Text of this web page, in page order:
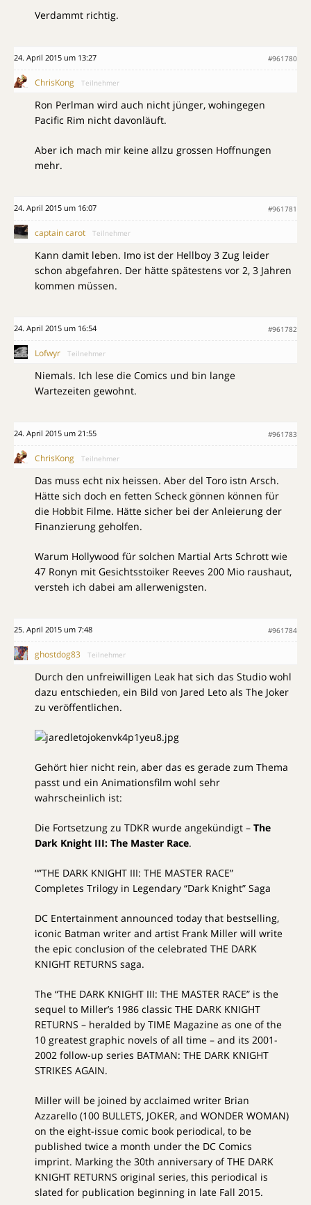
Verdammt richtig.
24. April 2015 um 13:27 #961780
ChrisKong Teilnehmer
Ron Perlman wird auch nicht jünger, wohingegen
Pacific Rim nicht davonläuft.
Aber ich mach mir keine allzu grossen Hoffnungen
mehr.
24. April 2015 um 16:07 #961781
captain carot Teilnehmer
Kann damit leben. Imo ist der Hellboy 3 Zug leider
schon abgefahren. Der hätte spätestens vor 2, 3 Jahren
kommen müssen.
24. April 2015 um 16:54 #961782
Lofwyr Teilnehmer
Niemals. Ich lese die Comics und bin lange
Wartezeiten gewohnt.
24. April 2015 um 21:55 #961783
ChrisKong Teilnehmer
Das muss echt nix heissen. Aber del Toro istn Arsch.
Hätte sich doch en fetten Scheck gönnen können für
die Hobbit Filme. Hätte sicher bei der Anleierung der
Finanzierung geholfen.
Warum Hollywood für solchen Martial Arts Schrott wie
47 Ronyn mit Gesichtsstoiker Reeves 200 Mio raushaut,
versteh ich dabei am allerwenigsten.
25. April 2015 um 7:48 #961784
ghostdog83 Teilnehmer
Durch den unfreiwilligen Leak hat sich das Studio wohl
dazu entschieden, ­ein Bild von Jared Leto als The Joker
zu veröffentlichen.
Gehört hier nicht rein, aber das es gerade zum Thema
passt und ein Animationsfilm wohl sehr
wahrscheinlich ist:
Die Fortsetzung zu TDKR wurde angekündigt – The
Dark Knight III: The Master Race.
“”THE DARK KNIGHT III: THE MASTER RACE”
Completes Trilogy in Legendary “Dark Knight” Saga
DC Entertainment announced today that bestselling,
iconic Batman writer and artist Frank Miller will write
the epic conclusion of the celebrated THE DARK
KNIGHT RETURNS saga.
The “THE DARK KNIGHT III: THE MASTER RACE” is the
sequel to Miller’s 1986 classic THE DARK KNIGHT
RETURNS – heralded by TIME Magazine as one of the
10 greatest graphic novels of all time – and its 2001-
2002 follow-up series BATMAN: THE DARK KNIGHT
STRIKES AGAIN.
Miller will be joined by acclaimed writer Brian
Azzarello (100 BULLETS, JOKER, and WONDER WOMAN)
on the eight-issue comic book periodical, to be
published twice a month under the DC Comics
imprint. Marking the 30th anniversary of THE DARK
KNIGHT RETURNS original series, this periodical is
slated for publication beginning in late Fall 2015.